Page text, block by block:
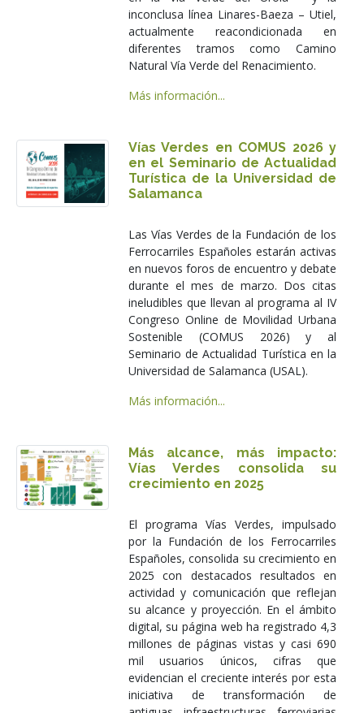
inconclusa línea Linares-Baeza – Utiel,
actualmente reacondicionada en
diferentes tramos como Camino
Natural Vía Verde del Renacimiento.
Más información...
Vías Verdes en COMUS 2026 y
en el Seminario de Actualidad
Turística de la Universidad de
Salamanca
Las Vías Verdes de la Fundación de los
Ferrocarriles Españoles estarán activas
en nuevos foros de encuentro y debate
durante el mes de marzo. Dos citas
ineludibles que llevan al programa al IV
Congreso Online de Movilidad Urbana
Sostenible (COMUS 2026) y al
Seminario de Actualidad Turística en la
Universidad de Salamanca (USAL).
Más información...
Más alcance, más impacto:
Vías Verdes consolida su
crecimiento en 2025
El programa Vías Verdes, impulsado
por la Fundación de los Ferrocarriles
Españoles, consolida su crecimiento en
2025 con destacados resultados en
actividad y comunicación que reflejan
su alcance y proyección. En el ámbito
digital, su página web ha registrado 4,3
millones de páginas vistas y casi 690
mil usuarios únicos, cifras que
evidencian el creciente interés por esta
iniciativa de transformación de